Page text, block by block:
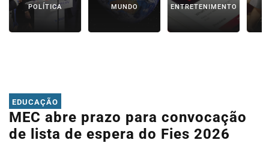
POLÍTICA MUNDO ENTRETENIMENTO
EDUCAÇÃO
MEC abre prazo para convocação
de lista de espera do Fies 2026